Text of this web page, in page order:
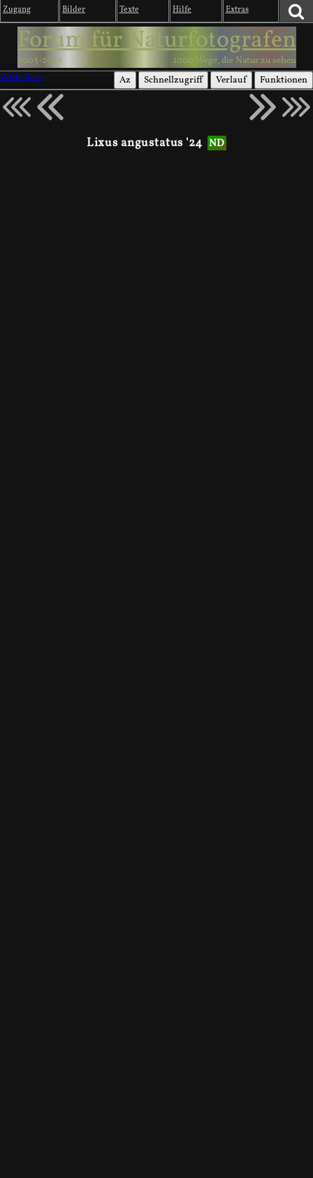
Zugang Bilder Texte Hilfe Extras
Forum für Naturfotografen
2003-2026
1000 Wege, die Natur zu sehen
Wirbellose
Az Schnellzugriff Verlauf Funktionen
Lixus angustatus '24